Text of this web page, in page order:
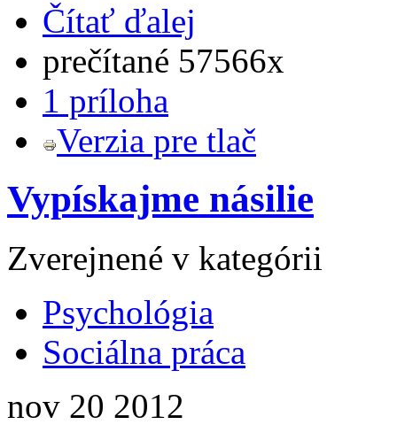
Čítať ďalej
prečítané 57566x
1 príloha
Verzia pre tlač
Vypískajme násilie
Zverejnené v kategórii
Psychológia
Sociálna práca
nov 20 2012